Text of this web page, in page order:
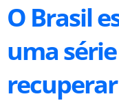
O Brasil
uma